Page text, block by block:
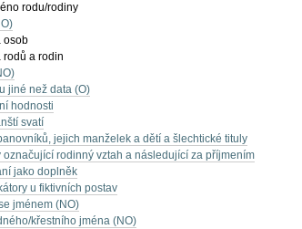
rodiny
rodin
jiné než data (O)
hodnosti
svatí
jejich manželek a dětí a šlechtické tituly
označující rodinný vztah a následující za příjmením
jako doplněk
u fiktivních postav
jménem (NO)
křestního jména (NO)